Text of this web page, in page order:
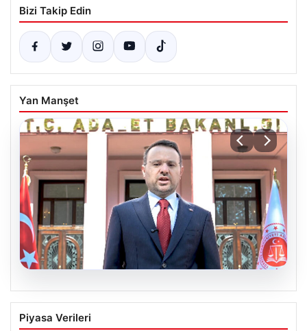
Bizi Takip Edin
Yan Manşet
Bakan Gürlek’ten Çerçeve Yasa
Açıklaması: Hukuk Devleti İlkeleriyle
Piyasa Verileri